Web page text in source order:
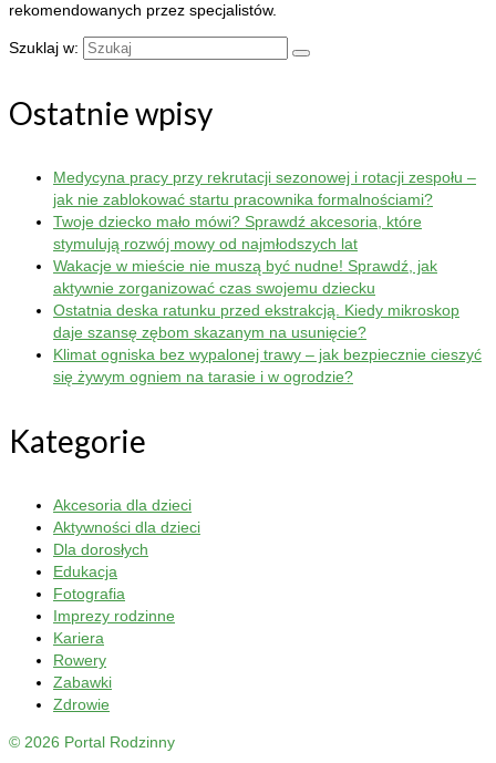
rekomendowanych przez specjalistów.
Szuklaj w:
Ostatnie wpisy
Medycyna pracy przy rekrutacji sezonowej i rotacji zespołu –
jak nie zablokować startu pracownika formalnościami?
Twoje dziecko mało mówi? Sprawdź akcesoria, które
stymulują rozwój mowy od najmłodszych lat
Wakacje w mieście nie muszą być nudne! Sprawdź, jak
aktywnie zorganizować czas swojemu dziecku
Ostatnia deska ratunku przed ekstrakcją. Kiedy mikroskop
daje szansę zębom skazanym na usunięcie?
Klimat ogniska bez wypalonej trawy – jak bezpiecznie cieszyć
się żywym ogniem na tarasie i w ogrodzie?
Kategorie
Akcesoria dla dzieci
Aktywności dla dzieci
Dla dorosłych
Edukacja
Fotografia
Imprezy rodzinne
Kariera
Rowery
Zabawki
Zdrowie
© 2026 Portal Rodzinny